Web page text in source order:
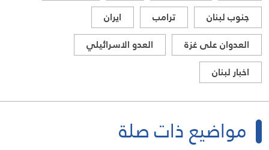
جنوب لبنان
ترامب
ايران
العدوان على غزة
العدو الاسرائيلي
اخبار لبنان
مواضيع ذات صلة